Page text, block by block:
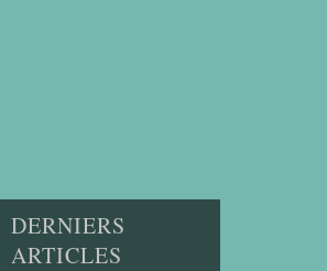
DERNIERS
ARTICLES